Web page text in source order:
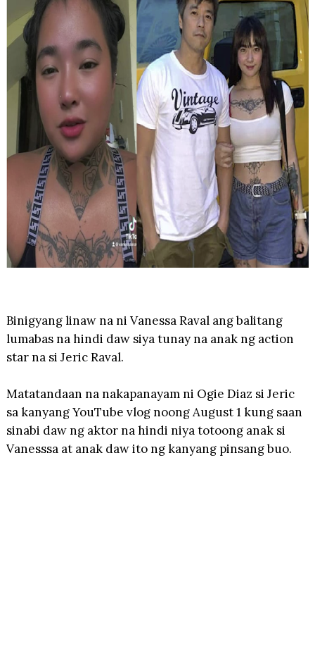
Binigyang linaw na ni Vanessa Raval ang balitang
lumabas na hindi daw siya tunay na anak ng action
star na si Jeric Raval.
Matatandaan na nakapanayam ni Ogie Diaz si Jeric
sa kanyang YouTube vlog noong August 1 kung saan
sinabi daw ng aktor na hindi niya totoong anak si
Vanesssa at anak daw ito ng kanyang pinsang buo.